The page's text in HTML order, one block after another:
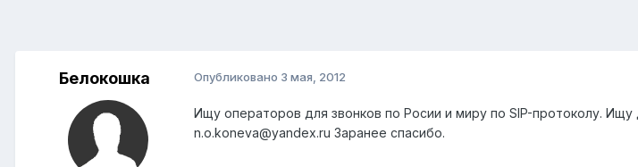
Белокошка Опубликовано 3 мая, 2012
Ищу операторов для звонков по Росии и миру по SIP-протоколу.
n.o.koneva@yandex.ru Заранее спасибо.